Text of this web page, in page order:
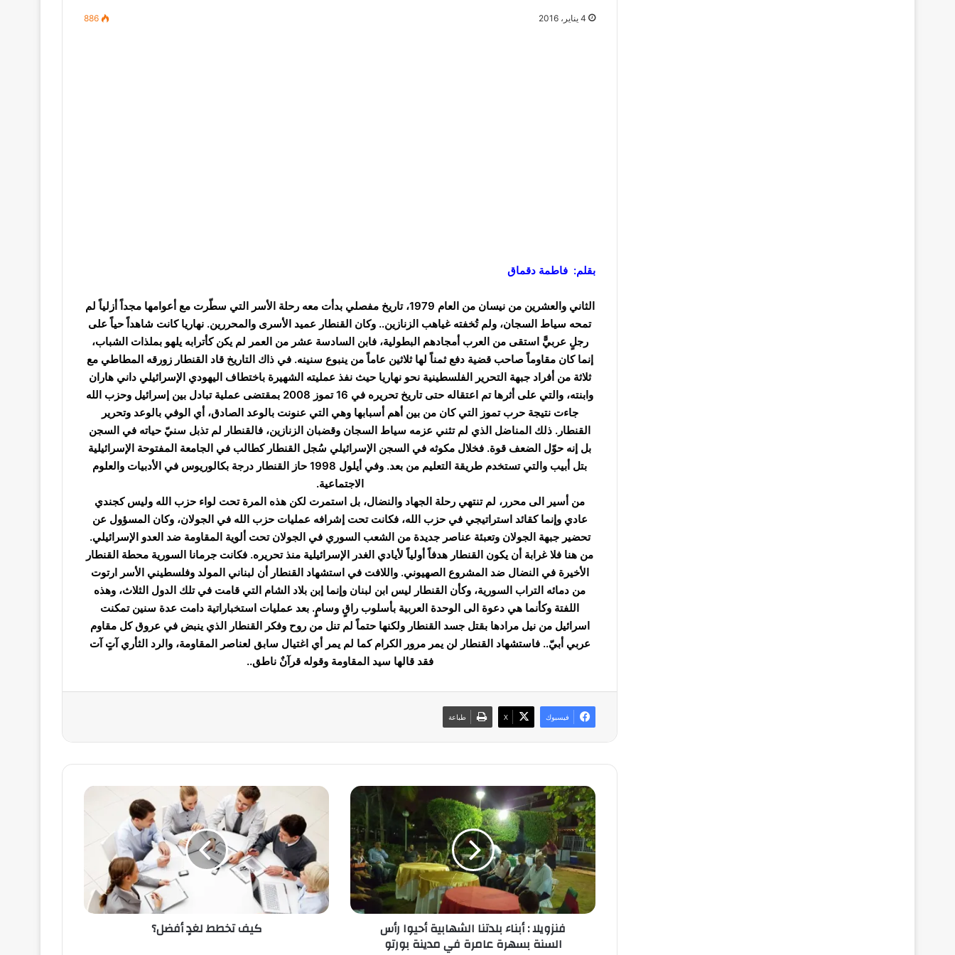
4 يناير، 2016 886
بقلم: فاطمة دقماق
الثاني والعشرين من نيسان من العام 1979، تاريخ مفصلي بدأت معه رحلة الأسر التي سطّرت مع أعوامها مجداً أزلياً لم
تمحه سياط السجان، ولم تُخفته غياهب الزنازين.. وكان القنطار عميد الأسرى والمحررين. نهاريا كانت شاهداً حياً على
رجلٍ عربيًّ استقى من العرب أمجادهم البطولية، فابن السادسة عشر من العمر لم يكن كأترابه يلهو بملذات الشباب،
إنما كان مقاوماً صاحب قضية دفع ثمناً لها ثلاثين عاماً من ينبوع سنينه. في ذاك التاريخ قاد القنطار زورقه المطاطي مع
ثلاثة من أفراد جبهة التحرير الفلسطينية نحو نهاريا حيث نفذ عمليته الشهيرة باختطاف اليهودي الإسرائيلي داني هاران
وابنته، والتي على أثرها تم اعتقاله حتى تاريخ تحريره في 16 تموز 2008 بمقتضى عملية تبادل بين إسرائيل وحزب الله
جاءت نتيجة حرب تموز التي كان من بين أهم أسبابها وهي التي عنونت بالوعد الصادق، أي الوفي بالوعد وتحرير
القنطار. ذلك المناضل الذي لم تثني عزمه سياط السجان وقضبان الزنازين، فالقنطار لم تذبل سنيّ حياته في السجن
بل إنه حوّل الضعف قوة. فخلال مكوثه في السجن الإسرائيلي سُجل القنطار كطالب في الجامعة المفتوحة الإسرائيلية
بتل أبيب والتي تستخدم طريقة التعليم من بعد. وفي أيلول 1998 حاز القنطار درجة بكالوريوس في الأدبيات والعلوم
الاجتماعية.
من أسير الى محرر، لم تنتهي رحلة الجهاد والنضال، بل استمرت لكن هذه المرة تحت لواء حزب الله وليس كجندي
عادي وإنما كقائد استراتيجي في حزب الله، فكانت تحت إشرافه عمليات حزب الله في الجولان، وكان المسؤول عن
تحضير جبهة الجولان وتعبئة عناصر جديدة من الشعب السوري في الجولان تحت ألوية المقاومة ضد العدو الإسرائيلي.
من هنا فلا غرابة أن يكون القنطار هدفاً أولياً لأيادي الغدر الإسرائيلية منذ تحريره. فكانت جرمانا السورية محطة القنطار
الأخيرة في النضال ضد المشروع الصهيوني. واللافت في استشهاد القنطار أن لبناني المولد وفلسطيني الأسر ارتوت
من دمائه التراب السورية، وكأن القنطار ليس ابن لبنان وإنما إبن بلاد الشام التي قامت في تلك الدول الثلاث، وهذه
اللفتة وكأنما هي دعوة الى الوحدة العربية بأسلوب راقٍ وسامٍ. بعد عمليات استخباراتية دامت عدة سنين تمكنت
اسرائيل من نيل مرادها بقتل جسد القنطار ولكنها حتماً لم تنل من روح وفكر القنطار الذي ينبض في عروق كل مقاوم
عربي أبيّ.. فاستشهاد القنطار لن يمر مرور الكرام كما لم يمر أي اغتيال سابق لعناصر المقاومة، والرد الثأري آتٍ آت
فقد قالها سيد المقاومة وقوله قرآنٌ ناطق..
فيسبوك ‫X طباعة
ف
ن
ز
و
ي
ل
ا
أ
فنزويلا : أبناء بلدتنا الشهابية أحيوا رأس
السنة بسهرة عامرة في مدينة بورتو
ك
ط
ط
ل
غ
كيف تخطط لغدٍ أفضل؟